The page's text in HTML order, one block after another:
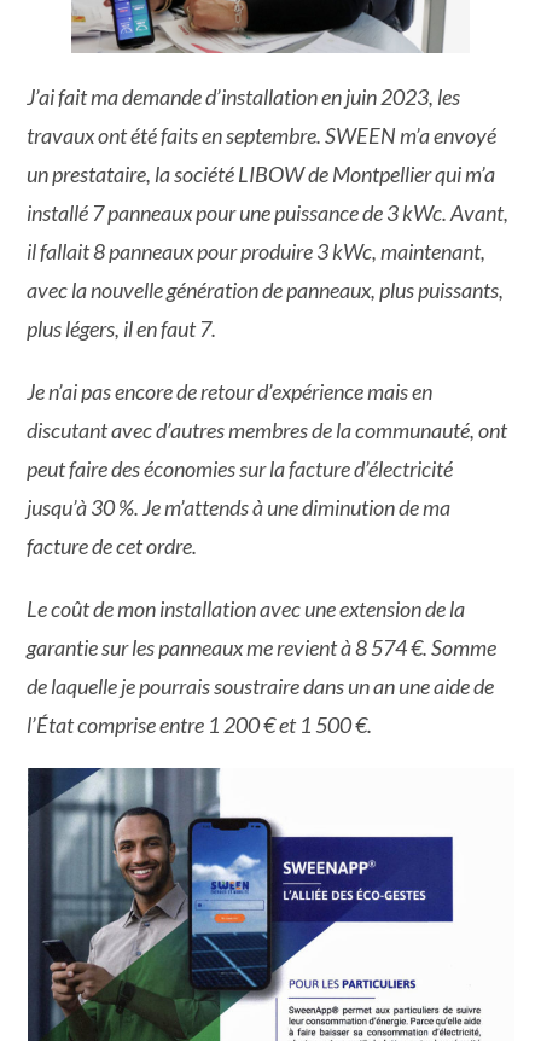
J’ai fait ma demande d’installation en juin 2023, les
travaux ont été faits en septembre. SWEEN m’a envoyé
un prestataire, la société LIBOW de Montpellier qui m’a
installé 7 panneaux pour une puissance de 3 kWc. Avant,
il fallait 8 panneaux pour produire 3 kWc, maintenant,
avec la nouvelle génération de panneaux, plus puissants,
plus légers, il en faut 7.
Je n’ai pas encore de retour d’expérience mais en
discutant avec d’autres membres de la communauté, ont
peut faire des économies sur la facture d’électricité
jusqu’à 30 %. Je m’attends à une diminution de ma
facture de cet ordre.
Le coût de mon installation avec une extension de la
garantie sur les panneaux me revient à 8 574 €. Somme
de laquelle je pourrais soustraire dans un an une aide de
l’État comprise entre 1 200 € et 1 500 €.